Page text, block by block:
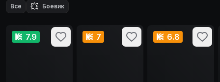
Все 💥 Боевик
7.9 7 6.8